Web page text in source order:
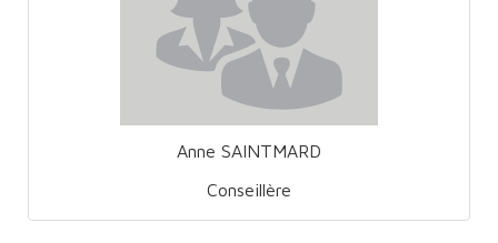
Anne SAINTMARD
Conseillère